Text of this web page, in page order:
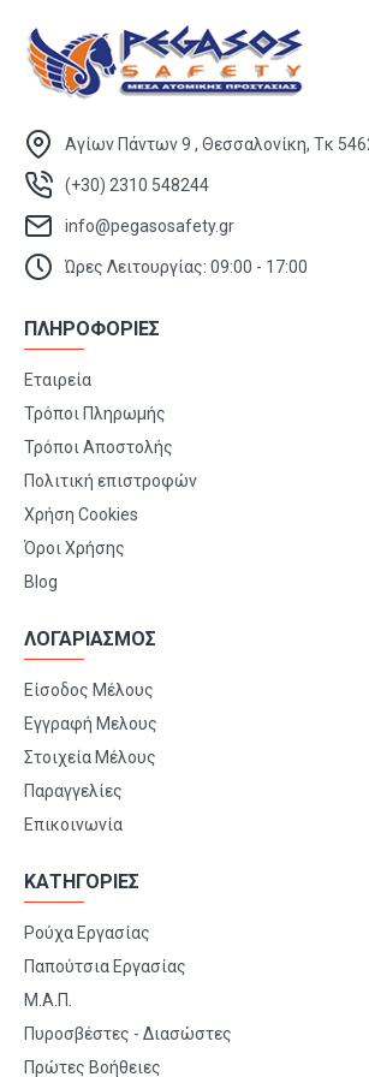
Αγίων Πάντων 9 , Θεσσαλονίκη, Τκ
(+30) 2310 548244
info@pegasosafety.gr
Ώρες Λειτουργίας: 09:00 - 17:00
ΠΛΗΡΟΦΟΡΙΕΣ
Εταιρεία
Τρόποι Πληρωμής
Τρόποι Αποστολής
Πολιτική επιστροφών
Χρήση Cookies
Όροι Χρήσης
Blog
ΛΟΓΑΡΙΑΣΜΟΣ
Είσοδος Μέλους
Εγγραφή Μελους
Στοιχεία Μέλους
Παραγγελίες
Επικοινωνία
ΚΑΤΗΓΟΡΙΕΣ
Ρούχα Εργασίας
Παπούτσια Εργασίας
Μ.Α.Π.
Πυροσβέστες - Διασώστες
Πρώτες Βοήθειες